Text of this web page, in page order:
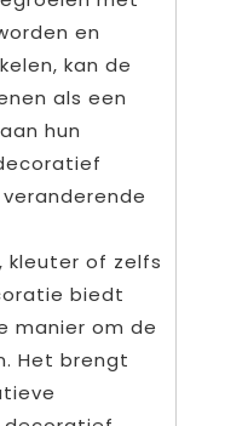
en
kan de
als een
hun
kleuter of zelfs
biedt
manier om de
Het brengt